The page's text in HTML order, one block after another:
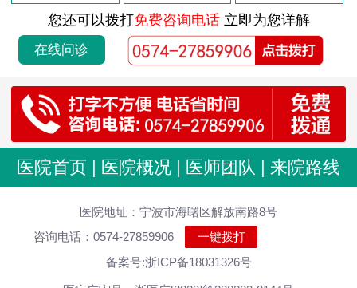
您还可以拨打免费咨询电话立即为您详解
在线问诊
医院首页 | 医院概况 | 医师团队 | 来院路线
医院地址：宁波市海曙区解放南路8号
咨询电话：0574-27859906
一键拨打
备案号:浙ICP备18031326号